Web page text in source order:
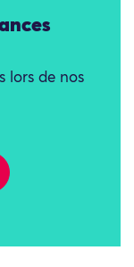
lors de nos